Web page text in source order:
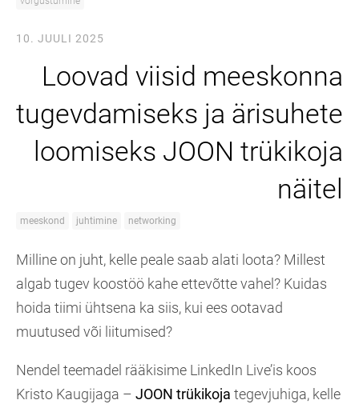
10. JUULI 2025
Loovad viisid meeskonna
tugevdamiseks ja ärisuhete
loomiseks JOON trükikoja
näitel
meeskond juhtimine networking
Milline on juht, kelle peale saab alati loota? Millest
algab tugev koostöö kahe ettevõtte vahel? Kuidas
hoida tiimi ühtsena ka siis, kui ees ootavad
muutused või liitumised?
Nendel teemadel rääkisime LinkedIn Live’is koos
Kristo Kaugijaga – JOON trükikoja tegevjuhiga, kelle